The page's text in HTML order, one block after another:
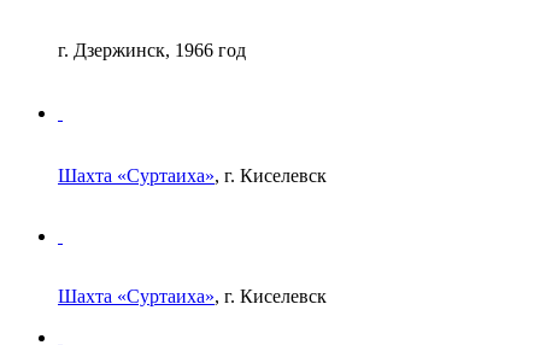
г. Дзержинск, 1966 год
Шахта «Суртаиха», г. Киселевск
Шахта «Суртаиха», г. Киселевск